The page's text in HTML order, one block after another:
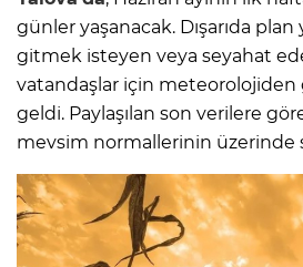
günler yaşanacak. Dışarıda plan
gitmek isteyen veya seyahat
vatandaşlar için
geldi. Paylaşılan son verilere
mevsim normallerinin üzerinde